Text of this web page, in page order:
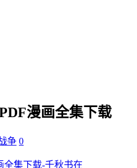
漫画全集下载
争 0